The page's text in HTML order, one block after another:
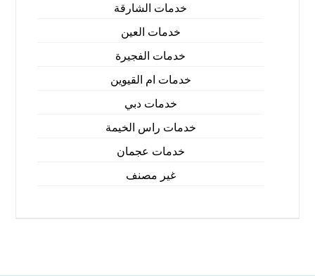
خدمات الشارقة
خدمات العين
خدمات الفجيرة
خدمات ام القيوين
خدمات دبي
خدمات راس الخيمة
خدمات عجمان
غير مصنف